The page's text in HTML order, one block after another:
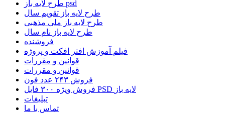
طرح لایه باز psd
طرح لایه باز تقویم سال
طرح لایه باز ملی مذهبی
طرح لایه باز نام سال
فروشنده
فیلم آموزش افتر افکت و پروژه
قوانین و مقررات
قوانین و مقررات
فروش ۲۴۳ عدد فون
فروش ویژه ۳۰۰ فایل PSD لایه باز
تبلیغات
تماس با ما